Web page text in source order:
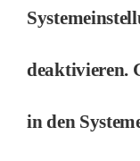
deaktivieren.
in den